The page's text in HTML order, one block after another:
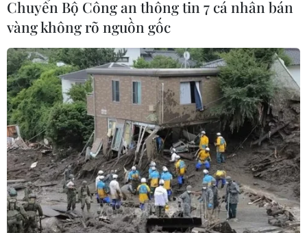
Chuyển Bộ Công an thông tin 7 cá nhân bán
vàng không rõ nguồn gốc